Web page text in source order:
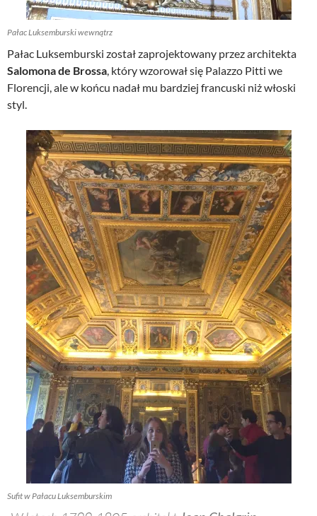
Pałac Luksemburski wewnątrz
Pałac Luksemburski został zaprojektowany przez architekta
Salomona de Brossa, który wzorował się Palazzo Pitti we
Florencji, ale w końcu nadał mu bardziej francuski niż włoski
styl.
Sufit w Pałacu Luksemburskim